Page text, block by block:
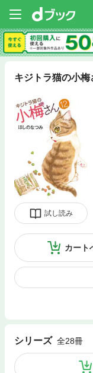
キジトラ猫の小梅
試し読み
カート
シリーズ 全28冊